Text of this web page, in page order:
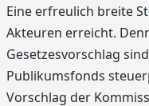
Eine erfreulich breite
Akteuren erreicht.
Gesetzesvorschlag
Publikumsfonds
Vorschlag der